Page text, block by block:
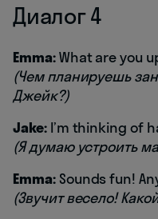
Диалог 4
Emma:What are you
(Чем планируешь
Джейк?)
Jake:I’m thinking of
(Я думаю устроить
Emma:Sounds fun!
(Звучит весело!